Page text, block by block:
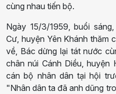
cùng nhau tiến bộ.
Ngày 15/3/1959, buổi
Cư, huyện Yên Khánh thăm
về, Bác dừng lại tát nước
chân núi Cánh Diều, huyện
cán bộ nhân dân tại hội
"Nhân dân ta đã anh dũng